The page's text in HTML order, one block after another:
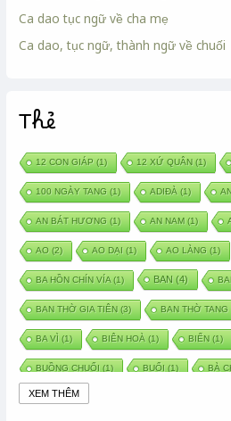
Ca dao tục ngữ về cha mẹ
Ca dao, tục ngữ, thành ngữ về chuối
Thẻ
12 CON GIÁP (1) 12 XỨ QUÂN (1)
100 NGÀY TANG (1) ADIĐÀ (1)
AN BÁT HƯƠNG (1) AN NAM(1)
AO (2) AO DẠI (1) AO LÀNG (1)
BA HỒN CHÍN VÍA(1) BAN (4)
BAN THỜ GIA TIÊN (3) BAN THỜ TANG
BA VÌ (1) BIÊN HOÀ (1) BIỂN (1)
BUỒNG CHUỐI (1) BUỔI (1) BÀ
BÀ CHÚA THÀNH ĐÔNG
XEM THÊM